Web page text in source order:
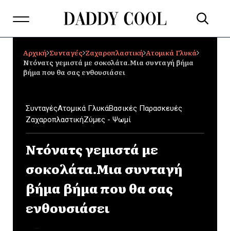
Αρχική Συνταγές Ζαχαροπλαστική Ατομικά Γλυκά
Ντόνατς γεμιστά με σοκολάτα.Μια συνταγή βήμα
βήμα που θα σας ενθουσιάσει
ΣυνταγέςΑτομικά ΓλυκάΒασικές Παρασκευές
ΖαχαροπλαστικήΖύμες - Ψωμί
Ντόνατς γεμιστά με
σοκολάτα.Μια συνταγή
βήμα βήμα που θα σας
ενθουσιάσει